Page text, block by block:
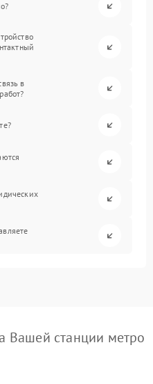
в
Вашей станции метро